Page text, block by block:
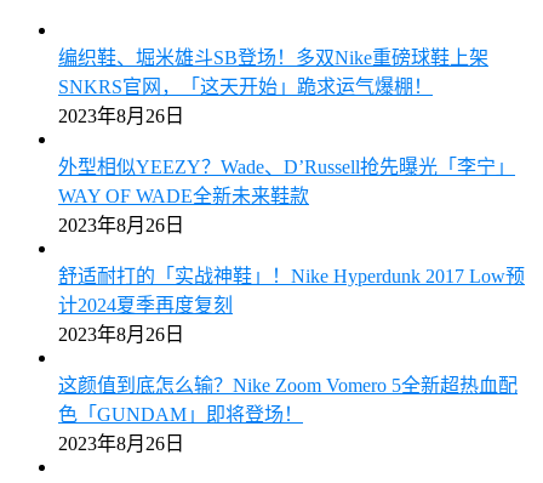
编织鞋、堀米雄斗SB登场！多双Nike重磅球鞋上架
SNKRS官网，「这天开始」跪求运气爆棚！
2023年8月26日
外型相似YEEZY？Wade、D’Russell抢先曝光「李宁」
WAY OF WADE全新未来鞋款
2023年8月26日
舒适耐打的「实战神鞋」！Nike Hyperdunk 2017 Low预
计2024夏季再度复刻
2023年8月26日
这颜值到底怎么输？Nike Zoom Vomero 5全新超热血配
色「GUNDAM」即将登场！
2023年8月26日